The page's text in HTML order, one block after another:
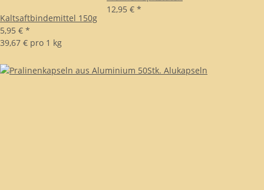
Kaltsaftbindemittel 150g
5,95 € *
39,67 € pro 1 kg
12,95 € *